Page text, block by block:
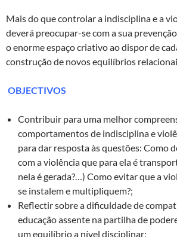
Mais do que controlar a indisciplina e a
deverá preocupar-se com a sua
o enorme espaço criativo ao dispor de
construção de novos equilíbrios
OBJECTIVOS
Contribuir para uma melhor
comportamentos de indisciplina e
para dar resposta às questões: Como
com a violência que para ela é
nela é gerada?…) Como evitar que a
se instalem e multipliquem?;
Reflectir sobre a dificuldade de
educação assente na partilha de
um equilíbrio a nível disciplinar;